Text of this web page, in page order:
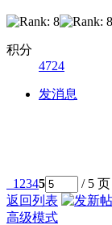
积分
4724
发消息
1 2345
/ 5 页
返回列表
高级模式